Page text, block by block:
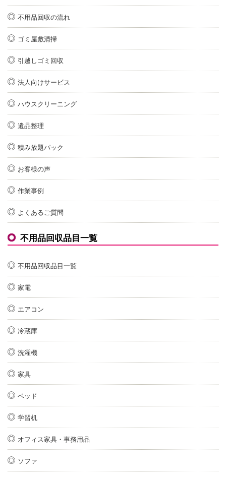
不用品回収の流れ
ゴミ屋敷清掃
引越しゴミ回収
法人向けサービス
ハウスクリーニング
遺品整理
積み放題パック
お客様の声
作業事例
よくあるご質問
不用品回収品目一覧
不用品回収品目一覧
家電
エアコン
冷蔵庫
洗濯機
家具
ベッド
学習机
オフィス家具・事務用品
ソファ